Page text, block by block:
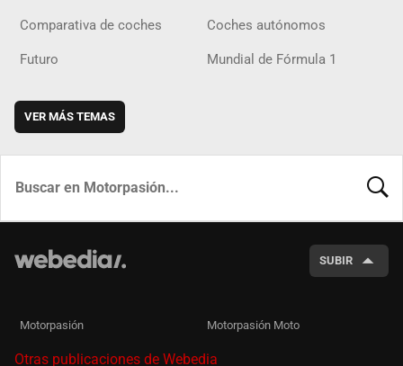
Comparativa de coches Coches autónomos
Futuro Mundial de Fórmula 1
VER MÁS TEMAS
SUBIR
Motorpasión Motorpasión Moto
Otras publicaciones de Webedia